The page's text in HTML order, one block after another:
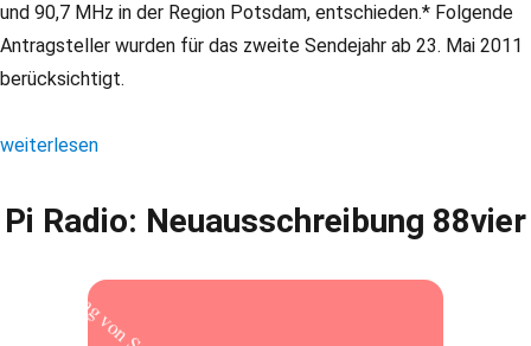
und 90,7 MHz in der Region Potsdam, entschieden.* Folgende
Antragsteller wurden für das zweite Sendejahr ab 23. Mai 2011
berücksichtigt.
„88vier: Ergebnis der Ausschreibung 2011“
weiterlesen
Pi Radio: Neuausschreibung 88vier